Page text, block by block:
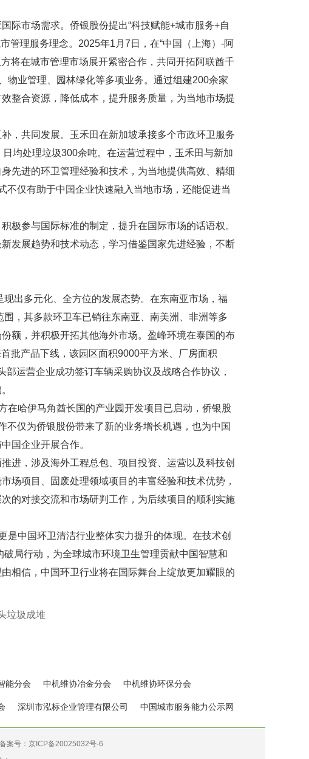
际市场需求。侨银股份提出“科技赋能+城市服务+自
管理服务理念。2025年1月7日，在“中国（上海）-阿
将在城市管理市场展开紧密合作，共同开拓阿联酋千
物业管理、园林绿化等多项业务。通过组建200余家
整合资源，降低成本，提升服务质量，为当地市场提
，共同发展。玉禾田在新加坡承接多个市政环卫服务
均处理垃圾300余吨。在运营过程中，玉禾田与新加
先进的环卫管理经验和技术，为当地提供高效、精细
仅有助于中国企业快速融入当地市场，还能促进当
极参与国际标准的制定，提升在国际市场的话语权。
发展趋势和技术动态，学习借鉴国家先进经验，不断
出多元化、全方位的发展态势。在东南亚市场，福
，其多款环卫车已销往东南亚、南美洲、非洲等多
额，并积极开拓其他海外市场。盈峰环境在泰国的布
批产品下线，该园区面积9000平方米、厂房面积
运营企业成功签订车辆采购协议及战略合作协议，
在哈伊马角酋长国的产业园开发项目已启动，侨银股
仅为侨银股份带来了新的业务增长机遇，也为中国
国企业开展合作。
进，涉及海外工程总包、项目投资、运营以及科技创
场项目、固废处理领域项目的丰富经验和技术优势，
的对接交流和市场研判工作，为后续项目的顺利实施
是中国环卫清洁行业整体实力提升的体现。在技术创
局行动，为全球城市环境卫生管理贡献中国智慧和
相信，中国环卫行业将在国际舞台上绽放更加耀眼的
垃圾成堆
能分会 中机维协冶金分会 中机维协环保分会
深圳市泓标企业管理有限公司 中国城市服务能力公示网
案号： 京ICP备20025032号-6